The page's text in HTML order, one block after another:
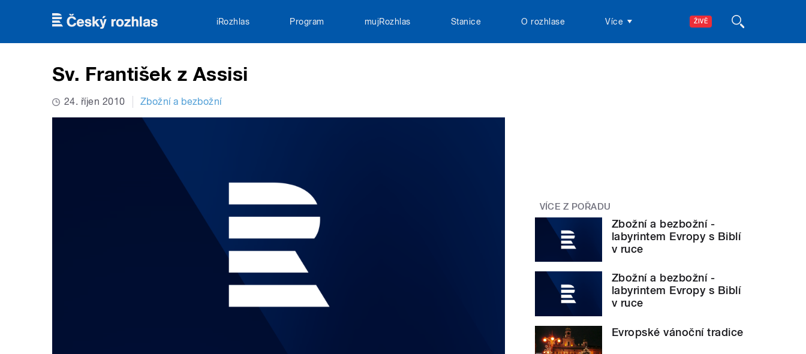
ŽIVĚ
iRozhlas Program mujRozhlas Stanice O rozhlase Více
Sv. František z Assisi
24. říjen 2010 Zbožní a bezbožní
VÍCE Z POŘADU
Zbožní a bezbožní -
labyrintem Evropy s Biblí
v ruce
Zbožní a bezbožní -
labyrintem Evropy s Biblí
v ruce
Evropské vánoční tradice